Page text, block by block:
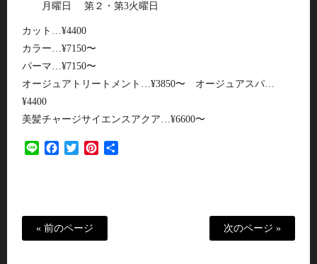
月曜日 第２・第3火曜日
カット…¥4400
カラー…¥7150〜
パーマ…¥7150〜
オージュアトリートメント…¥3850〜 オージュアスパ…
¥4400
美髪チャージサイエンスアクア…¥6600〜
Line FacebookTwitterPinterest
« 前のページ 次のページ »